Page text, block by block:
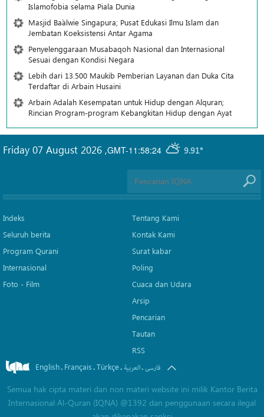
Islamofobia selama Piala Dunia
Masjid Ba`alwie Singapura; Pusat Edukasi Ilmu Islam dan
Jembatan Koeksistensi Antar Agama
Penyelenggaraan Musabaqoh Nasional dan Internasional
Sesuai dengan Kondisi Negara
Lebih dari 13.500 Maukib Pemberian Layanan dan Duka Cita
Terdaftar di Arbain Husaini
Arbain Adalah Kesempatan untuk Hidup dengan Alquran;
Rincian Program-program Kebangkitan Hidup dengan Ayat
GMT-11:58:24 9.91°
Friday 07 August 2026 ,
Indeks
Seluruh berita
Program Qurani
Internasional
Foto - Film
Tentang Kami
Kontak Kami
Surat kabar
Poling
Cuaca dan Udara
Arsip
Pencarian
Tautan
RSS
English. Français.Türkçe. العربیة.فارسی
Semua hak cipta materi dan non materi website ini milik Kantor Berita
Internasional Al-Quran (IQNA) @1392 dan penggunaan secara ilegal